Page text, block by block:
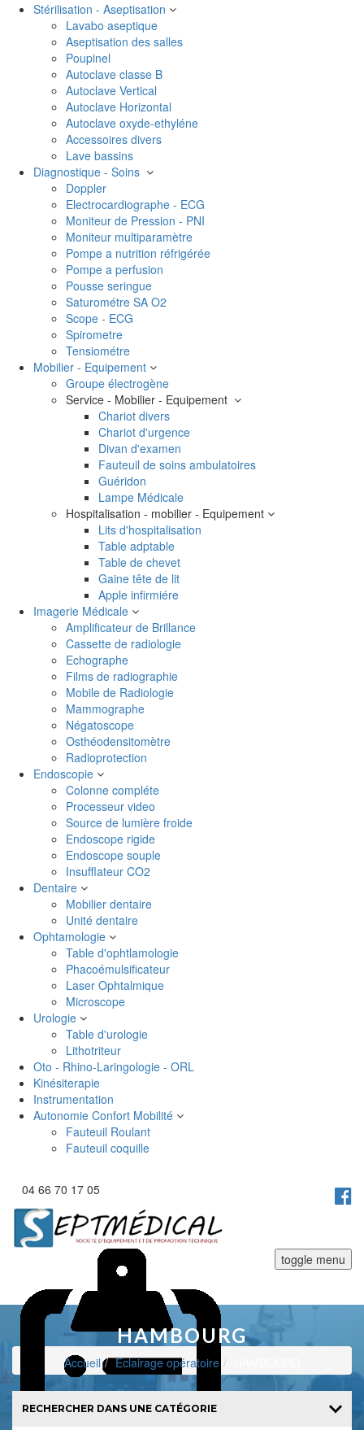
Stérilisation - Aseptisation
Lavabo aseptique
Aseptisation des salles
Poupinel
Autoclave classe B
Autoclave Vertical
Autoclave Horizontal
Autoclave oxyde-ethyléne
Accessoires divers
Lave bassins
Diagnostique - Soins
Doppler
Electrocardiographe - ECG
Moniteur de Pression - PNI
Moniteur multiparamètre
Pompe a nutrition réfrigérée
Pompe a perfusion
Pousse seringue
Saturométre SA O2
Scope - ECG
Spirometre
Tensiométre
Mobilier - Equipement
Groupe électrogène
Service - Mobilier - Equipement
Chariot divers
Chariot d'urgence
Divan d'examen
Fauteuil de soins ambulatoires
Guéridon
Lampe Médicale
Hospitalisation - mobilier - Equipement
Lits d'hospitalisation
Table adptable
Table de chevet
Gaine tête de lit
Apple infirmiére
Imagerie Médicale
Amplificateur de Brillance
Cassette de radiologie
Echographe
Films de radiographie
Mobile de Radiologie
Mammographe
Négatoscope
Osthéodensitomètre
Radioprotection
Endoscopie
Colonne compléte
Processeur video
Source de lumière froide
Endoscope rigide
Endoscope souple
Insufflateur CO2
Dentaire
Mobilier dentaire
Unité dentaire
Ophtamologie
Table d'ophtlamologie
Phacoémulsificateur
Laser Ophtalmique
Microscope
Urologie
Table d'urologie
Lithotriteur
Oto - Rhino-Laringologie - ORL
Kinésiterapie
Instrumentation
Autonomie Confort Mobilité
Fauteuil Roulant
Fauteuil coquille
04 66 70 17 05
toggle menu
HAMBOURG
Accueil Eclairage opératoire